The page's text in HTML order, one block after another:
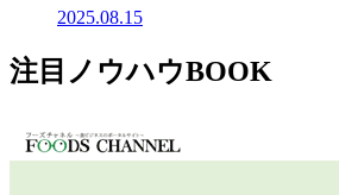
2025.08.15
注目ノウハウBOOK